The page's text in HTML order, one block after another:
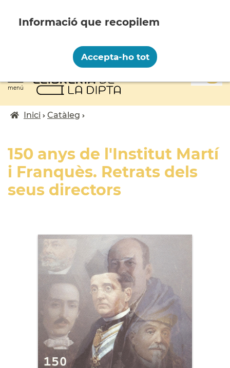
contingut
menú
Fil
Inici Catàleg
150 anys de l'Institut Martí
i Franquès. Retrats dels
seus directors
personal amb les següents finalitats:
Funcionalitat, Analítica.
Més informació
Canviar preferències
Accepta-ho tot